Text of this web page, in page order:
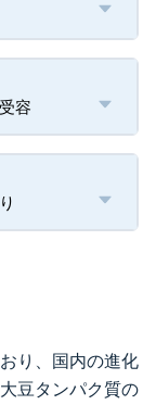
容
り、国内の進化
豆タンパク質の